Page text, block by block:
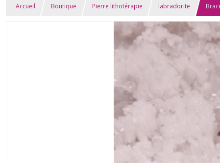
Accueil Boutique Pierre lithotérapie labradorite